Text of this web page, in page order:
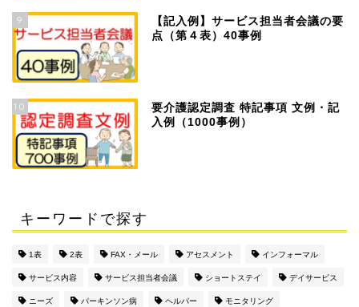
9
【記入例】サービス担当者会議の要
点（第４表）40事例
10
要介護認定調査 特記事項 文例・記
入例（1000事例）
キーワードで探す
1表 2表 FAX・メール アセスメント インフォーマル
サービス内容 サービス担当者会議 ショートステイ デイサービス
ニーズ パーキンソン病 ヘルパー モニタリング